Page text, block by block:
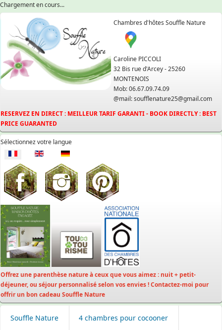
Chargement en cours...
Chambres d'hôtes Souffle Nature
Caroline PICCOLI
32 Bis rue d'Arcey - 25260
MONTENOIS
Mob: 06.67.09.74.09
@mail: soufflenature25@gmail.com
RESERVEZ EN DIRECT : MEILLEUR TARIF GARANTI - BOOK DIRECTLY : BEST
PRICE GUARANTED
Sélectionnez votre langue
Offrez une parenthèse nature à ceux que vous aimez : nuit + petit-
déjeuner, ou séjour personnalisé selon vos envies ! Contactez-moi pour
offrir un bon cadeau Souffle Nature
Souffle Nature 4 chambres pour cocooner